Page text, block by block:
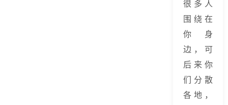
很多人
围绕在
你身
边，可
后来你
们分散
各地，